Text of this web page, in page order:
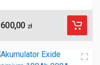
600,00 zł